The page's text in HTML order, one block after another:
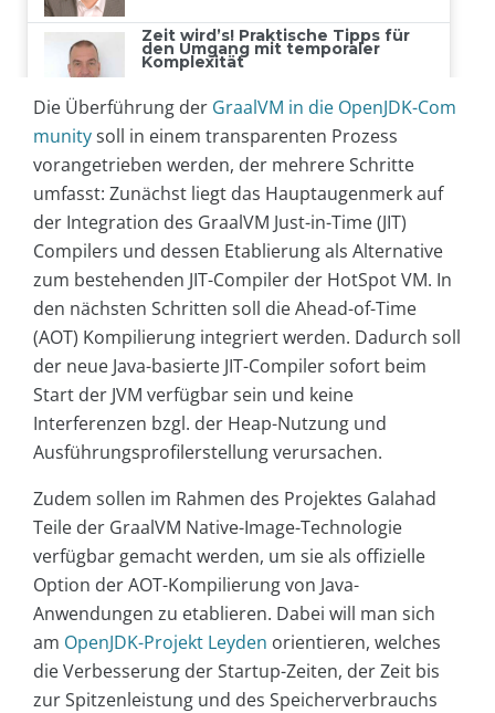
Die Überführung der GraalVM in die OpenJDK-Com
munitysoll in einem transparenten Prozess
vorangetrieben werden, der mehrere Schritte
umfasst: Zunächst liegt das Hauptaugenmerk auf
der Integration des GraalVM Just-in-Time (JIT)
Compilers und dessen Etablierung als Alternative
zum bestehenden JIT-Compiler der HotSpot VM. In
den nächsten Schritten soll die Ahead-of-Time
(AOT) Kompilierung integriert werden. Dadurch soll
der neue Java-basierte JIT-Compiler sofort beim
Start der JVM verfügbar sein und keine
Interferenzen bzgl. der Heap-Nutzung und
Ausführungsprofilerstellung verursachen.
Zudem sollen im Rahmen des Projektes Galahad
Teile der GraalVM Native-Image-Technologie
verfügbar gemacht werden, um sie als offizielle
Option der AOT-Kompilierung von Java-
Anwendungen zu etablieren. Dabei will man sich
am OpenJDK-Projekt Leyden orientieren, welches
die Verbesserung der Startup-Zeiten, der Zeit bis
zur Spitzenleistung und des Speicherverbrauchs